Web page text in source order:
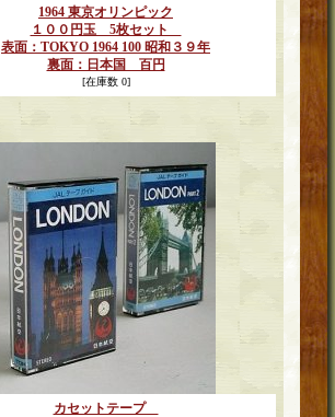
1964 東京オリンピック
１００円玉 5枚セット
表面：TOKYO 1964 100 昭和３９年
裏面：日本国 百円
[在庫数 0]
カセットテープ